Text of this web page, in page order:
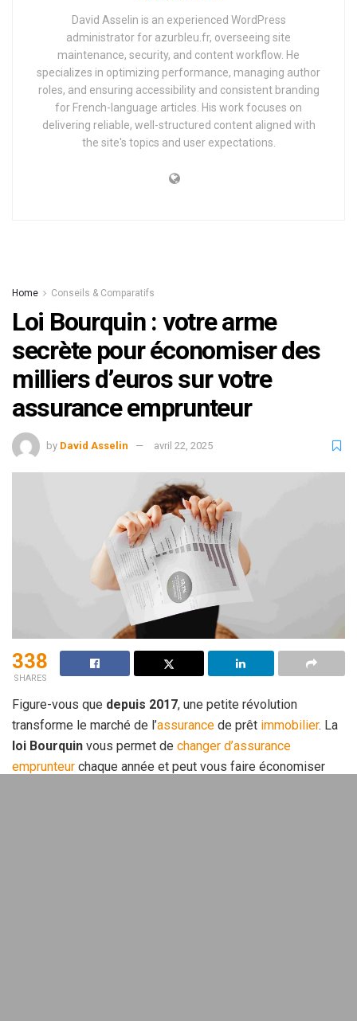
David Asselin is an experienced WordPress
administrator for azurbleu.fr, overseeing site
maintenance, security, and content workflow. He
specializes in optimizing performance, managing author
roles, and ensuring accessibility and consistent branding
for French-language articles. His work focuses on
delivering reliable, well-structured content aligned with
the site's topics and user expectations.
Home Conseils & Comparatifs
Loi Bourquin : votre arme
secrète pour économiser des
milliers d’euros sur votre
assurance emprunteur
by David Asselin avril 22, 2025
338
SHARES
Figure-vous que depuis 2017, une petite révolution
transforme le marché de l’assurance de prêt immobilier. La
loi Bourquin vous permet de changer d’assurance
emprunteur chaque année et peut vous faire économiser